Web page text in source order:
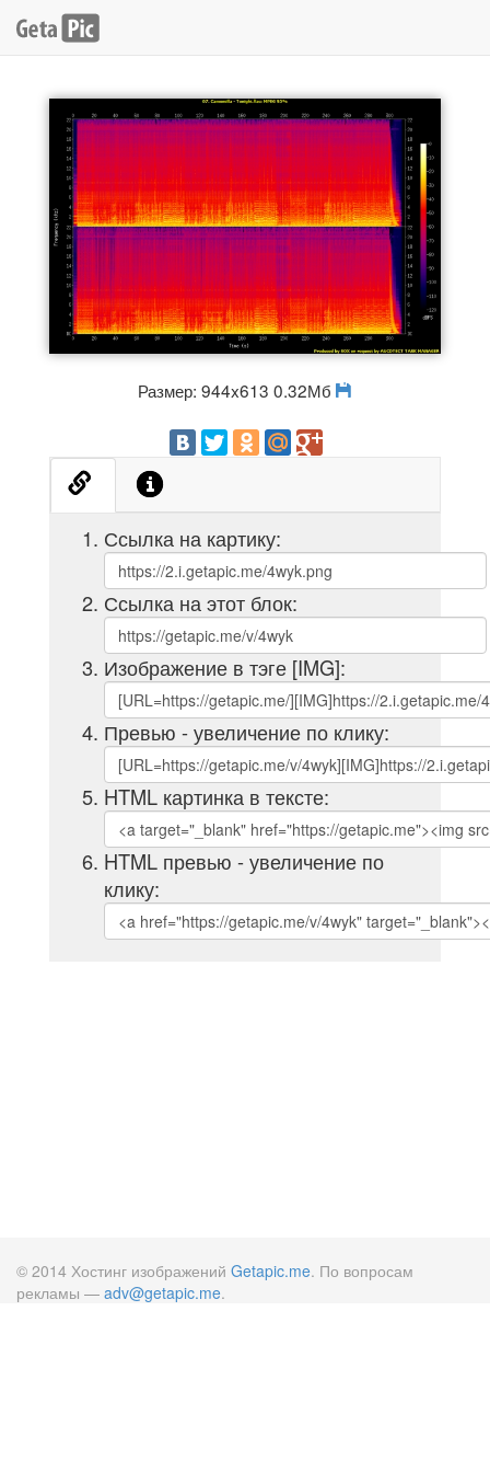
Размер: 944x613 0.32Мб
Ссылка на картику:
Ссылка на этот блок:
Изображение в тэге [IMG]:
Превью - увеличение по клику:
HTML картинка в тексте:
HTML превью - увеличение по
клику:
© 2014 Хостинг изображений Getapic.me. По вопросам
рекламы — adv@getapic.me.